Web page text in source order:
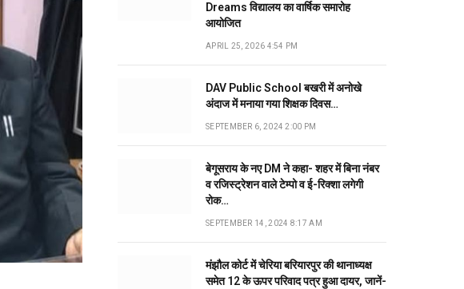
Dreams विद्यालय का वार्षिक समारोह
आयोजित
APRIL 25, 2026 4:54 PM
DAV Public School बखरी में अनोखे
अंदाज में मनाया गया शिक्षक दिवस…
SEPTEMBER 6, 2024 2:00 PM
बेगूसराय के नए DM ने कहा- शहर में बिना नंबर
व रजिस्ट्रेशन वाले टेम्पो व ई-रिक्शा लगेगी
रोक…
SEPTEMBER 14, 2024 8:17 AM
मंझौल कोर्ट में चेरिया बरियारपुर की थानाध्यक्ष
समेत 12 के ऊपर परिवाद पत्र हुआ दायर, जानें-